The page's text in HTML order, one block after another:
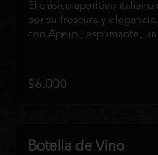
El clásico aperitivo italiano
por su frescura y
con Aperol, espumante,
refrescante y de notas
para disfrutar antes de la
$6.000
Botella de Vino